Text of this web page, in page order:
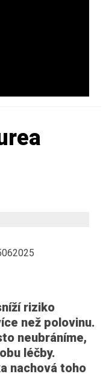
riziko
než polovinu.
neubráníme,
léčby.
nachová toho